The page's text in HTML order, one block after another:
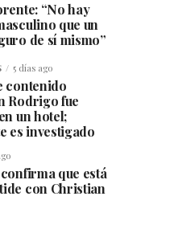
“No hay
que un
de sí mismo”
5 días ago
contenido
Rodrigo fue
un hotel;
es investigado
que está
con Christian